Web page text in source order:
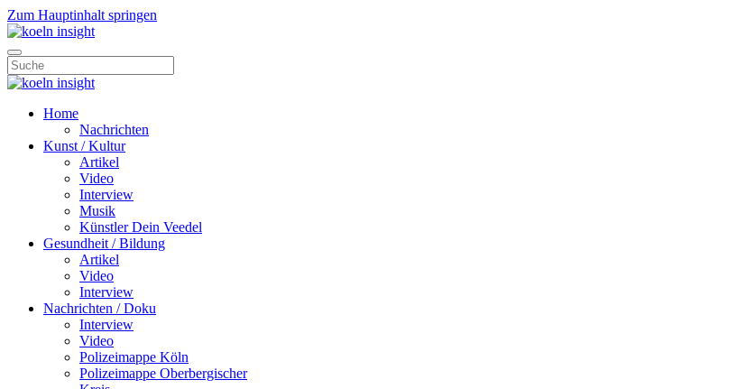
Zum Hauptinhalt springen
Home
Nachrichten
Kunst / Kultur
Artikel
Video
Interview
Musik
Künstler Dein Veedel
Gesundheit / Bildung
Artikel
Video
Interview
Nachrichten / Doku
Interview
Video
Polizeimappe Köln
Polizeimappe Oberbergischer